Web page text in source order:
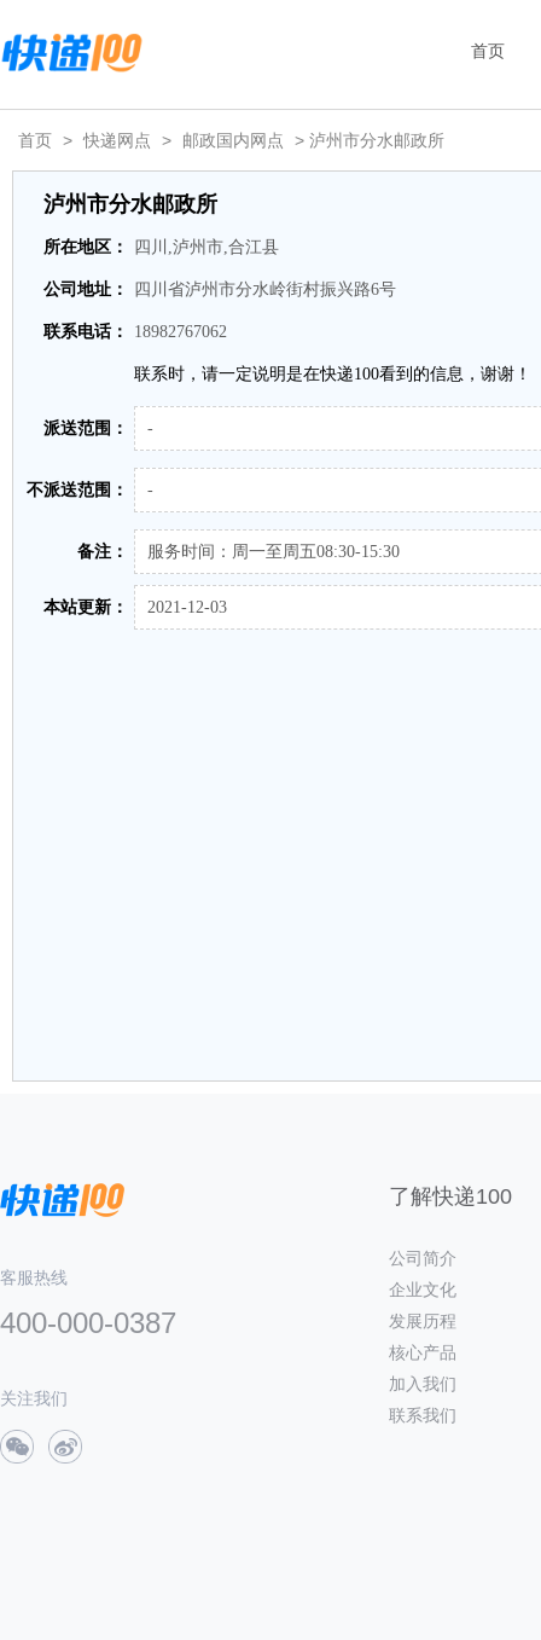
首页
首页 > 快递网点 > 邮政国内网点 > 泸州市分水邮政所
泸州市分水邮政所
所在地区： 四川,泸州市,合江县
公司地址： 四川省泸州市分水岭街村振兴路6号
联系电话： 18982767062
联系时，请一定说明是在快递100看到的信息，谢谢！
派送范围： -
不派送范围： -
备注： 服务时间：周一至周五08:30-15:30
本站更新： 2021-12-03
客服热线
400-000-0387
关注我们
了解快递100
公司简介
企业文化
发展历程
核心产品
加入我们
联系我们